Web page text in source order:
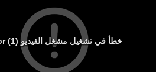
خطأ في تشغيل مشغل الفيديو (1) error